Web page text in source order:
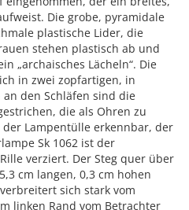
Die grobe, pyramidale
plastische Lider, die
stehen plastisch ab und
„archaisches Lächeln“. Die
in zwei zopfartigen, in
an den Schläfen sind die
die als Ohren zu
Lampentülle erkennbar, der
Sk 1062 ist der
verziert. Der Steg quer über
cm langen, 0,3 cm hohen
sich stark vom
linken Rand vom Betrachter